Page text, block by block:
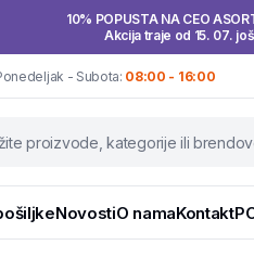
10% POPUSTA NA CEO
Akcija traje od 15. 07.
- Subota: 08:00 - 16:00
NovostiO namaKontakt